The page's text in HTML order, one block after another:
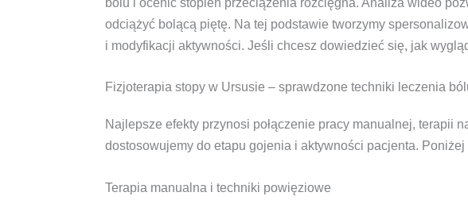
odciążyć bolącą piętę. Na tej podstawie tworzymy
i modyfikacji aktywności. Jeśli chcesz dowiedzieć się, jak
Fizjoterapia stopy w Ursusie – sprawdzone techniki leczenia
Najlepsze efekty przynosi połączenie pracy manualnej, terapii
dostosowujemy do etapu gojenia i aktywności pacjenta.
Terapia manualna i techniki powięziowe